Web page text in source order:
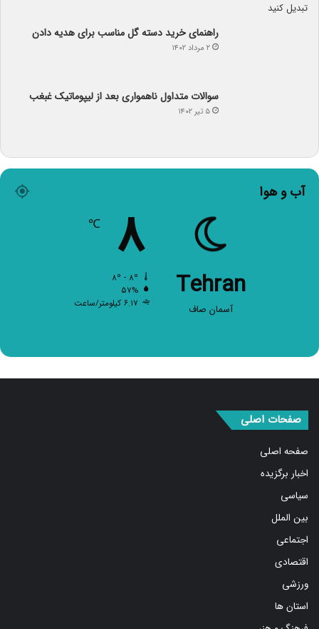
راهنمای خرید دسته گل مناسب برای هدیه دادن
۲ مرداد ۱۴۰۲
سوالات متداول ناهمواری بعد از لیپوماتیک غبغب
۵ تیر ۱۴۰۲
آب و هوا
Tehran
آسمان صاف
۸ ℃
۵۷%
۶.۱۷ کیلومتر/ساعت
صفحات اصلی
صفحه اصلی
اخبار برگزیده
بین الملل
اجتماعی
اقتصادی
ورزشی
استان ها
فرهنگ و هنر